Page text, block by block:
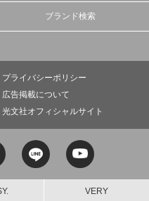
ブランド検索
プライバシーポリシー
広告掲載について
光文社オフィシャルサイト
VERY